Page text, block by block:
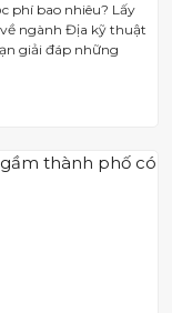
phí bao nhiêu? Lấy
ngành Địa kỹ thuật
giải đáp những